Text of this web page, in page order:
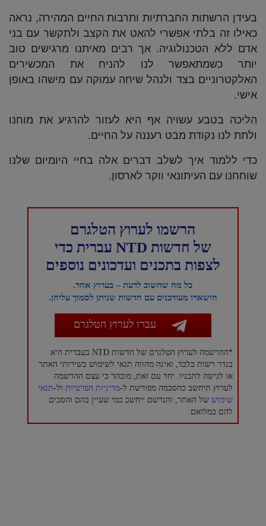
בעידן הרשתות החברתיות ותרבות החיים המהירה, נראה
כאילו זה בלתי אפשרי להאט את הקצב ולתקשר עם בני
אדם ללא הטכנולוגיה. אך רבים מאיתנו מרגישים טוב
יותר כשמתאפשר לנו להניח את המכשירים
האלקטרוניים בצד ולנהל שיחה עמוקה עם מישהו באופן
אישי.
הליכה בטבע עשויה אף היא לעזור להרגיע את מוחנו
ולתת לנו נקודת מבט רעננה על החיים.
כדי ללמוד איך לשלב דברים אלה בחיי היומיום שלנו
שוחחנו עם העיתונאי ווקר לארסון.
הרשמו לערוץ הטלגרם
של חדשות NTD עברית כדי
לצפות בתכנים ועדכונים נוספים
כל מה שחשוב לדעת – בערוץ אחד.
הישארו מעודכנים עם חדשות שניתן לסמוך עליהן.
עברו לערוץ הטלגרם
*ההרשמה לערוץ הטלגרם של חדשות NTD בעברית היא
בגדר רשות בלבד, ואינה מהווה תנאי לשימוש בשירותי האתר
או לגישה לתכניו. יחד עם זאת, מובהר כי עצם ההרשמה
לערוץ תיחשב כהסכמה מפורשת ל-מדיניות הפרטיות ול-תנאי
שימוש של האתר, והנרשם ייחשב כמי שעיין בהם והסכים
להם במלואם.